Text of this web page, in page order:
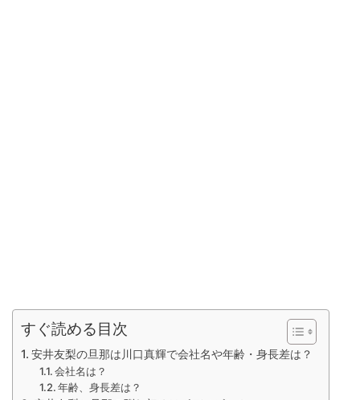
すぐ読める目次
安井友梨の旦那は川口真輝で会社名や年齢・身長差は？
会社名は？
年齢、身長差は？